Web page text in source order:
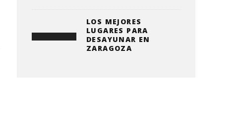
LOS MEJORES
LUGARES PARA
DESAYUNAR EN
ZARAGOZA